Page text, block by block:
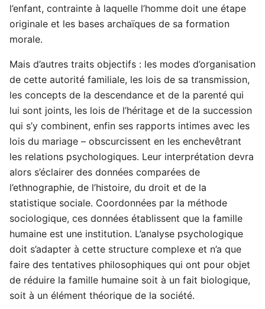
l’enfant, contrainte à laquelle l’homme doit une étape
originale et les bases archaïques de sa formation
morale.
Mais d’autres traits objectifs : les modes d’organisation
de cette autorité familiale, les lois de sa transmission,
les concepts de la descendance et de la parenté qui
lui sont joints, les lois de l’héritage et de la succession
qui s’y combinent, enfin ses rapports intimes avec les
lois du mariage – obscurcissent en les enchevêtrant
les relations psychologiques. Leur interprétation devra
alors s’éclairer des données comparées de
l’ethnographie, de l’histoire, du droit et de la
statistique sociale. Coordonnées par la méthode
sociologique, ces données établissent que la famille
humaine est une institution. L’analyse psychologique
doit s’adapter à cette structure complexe et n’a que
faire des tentatives philosophiques qui ont pour objet
de réduire la famille humaine soit à un fait biologique,
soit à un élément théorique de la société.